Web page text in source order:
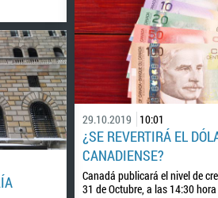
29.10.2019 10:01
¿SE REVERTIRÁ EL
CANADIENSE?
Canadá publicará el nivel de
31 de Octubre, a las 14:30 hora